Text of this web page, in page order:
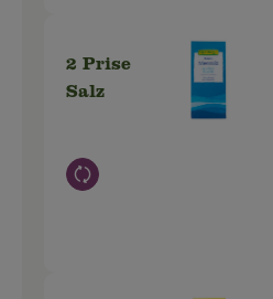
2 Prise
Salz
Auswahl ändern